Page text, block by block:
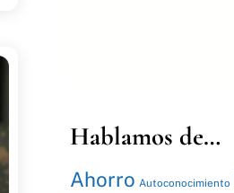
Hablamos de…
Ahorro Autoconocimiento